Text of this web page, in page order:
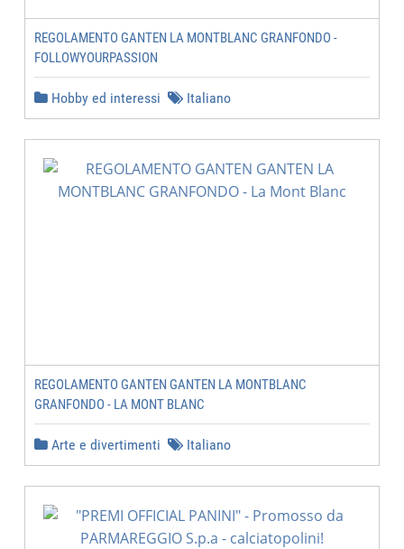
REGOLAMENTO GANTEN LA MONTBLANC GRANFONDO -
FOLLOWYOURPASSION
Hobby ed interessi Italiano
REGOLAMENTO GANTEN GANTEN LA MONTBLANC
GRANFONDO - LA MONT BLANC
Arte e divertimenti Italiano